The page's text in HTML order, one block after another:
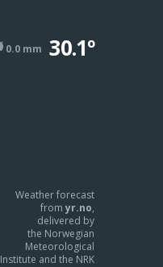
0.0 mm 30.1º
Weather forecast
fromyr.no,
delivered by
the Norwegian
Meteorological
Institute and the NRK